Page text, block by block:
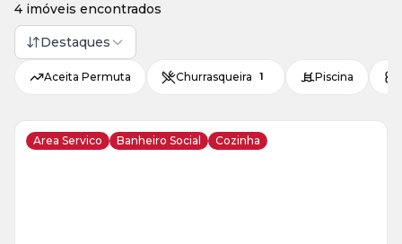
4 imóveis encontrados
Destaques
Aceita Permuta Churrasqueira 1 Piscina
Area Servico Banheiro Social Cozinha